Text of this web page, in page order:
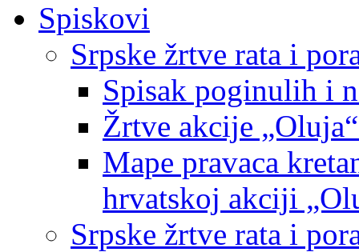
Spiskovi
Srpske žrtve rata i
Spisak poginulih i
Žrtve akcije
Mape pravaca
hrvatskoj akciji
Srpske žrtve rata i